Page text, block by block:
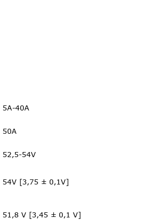
5A-40A
50A
52,5-54V
54V [3,75 ± 0,1V]
51,8 V [3,45 ± 0,1 V]